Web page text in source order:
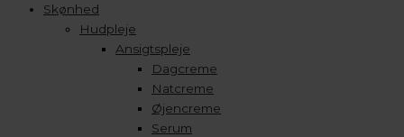
Skønhed
Hudpleje
Ansigtspleje
Dagcreme
Natcreme
Øjencreme
Serum